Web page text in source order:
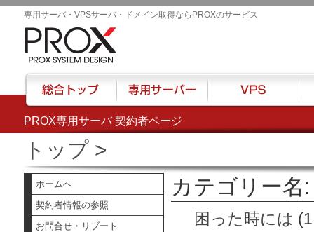
PROX専用サーバ 契約者ページ
専用サーバ・VPSサーバ・ドメイン取得ならPROXのサービス
トップ>
ホームへ
契約者情報の参照
お問合せ・リブート
カテゴリー名
困った時には
総合トップ 専用サーバー VPS ハ